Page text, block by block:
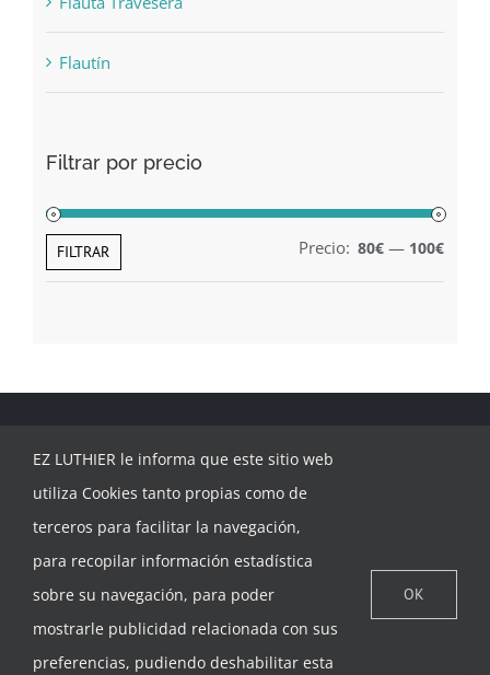
Flautín
Filtrar por precio
Precio
Precio
FILTRAR Precio: 80€ — 100€
EZ LUTHIER le informa que este sitio web
utiliza Cookies tanto propias como de
terceros para facilitar la navegación,
para recopilar información estadística
sobre su navegación, para poder
mostrarle publicidad relacionada con sus
preferencias, pudiendo deshabilitar esta
OK